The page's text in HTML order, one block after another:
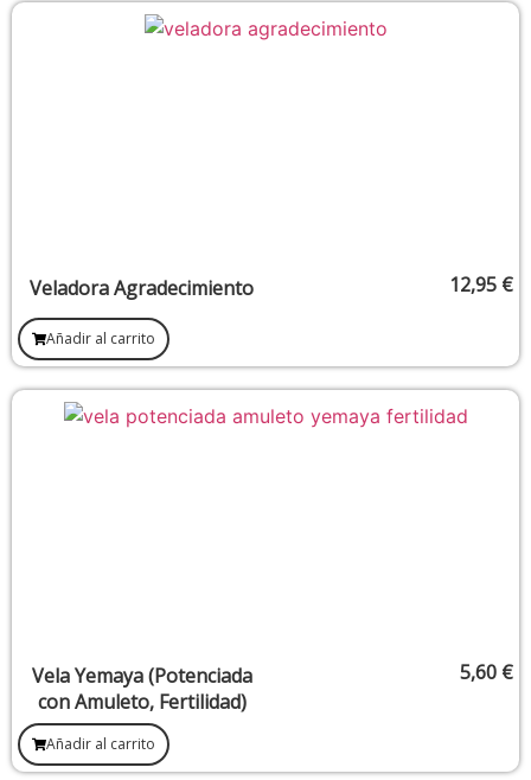
Veladora Agradecimiento 12,95 €
Añadir al carrito
Vela Yemaya (Potenciada
con Amuleto, Fertilidad)
5,60 €
Añadir al carrito